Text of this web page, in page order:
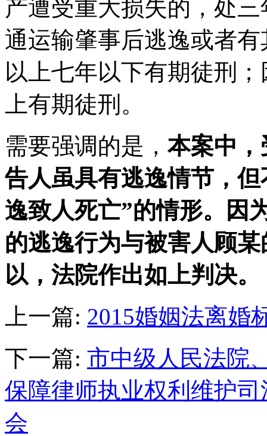
产遭受重大损失的，处
通运输肇事后逃逸或者
以上七年以下有期徒刑
上有期徒刑。
需要强调的是，本案中
告人虽具有逃逸情节，
逸致人死亡”的情形。因
的逃逸行为与被害人顾
以，法院作出如上判决。
上一篇: 2015婚姻法离婚
下一篇: 市中级人民法院
保障律师执业权利维护
会